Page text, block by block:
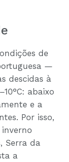
de
—
descidas à
abaixo
e a
Por isso,
Serra da
a